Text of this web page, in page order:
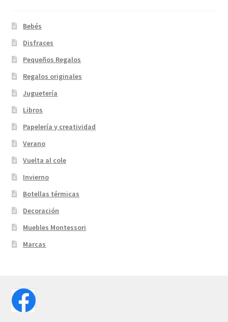
Bebés
Disfraces
Pequeños Regalos
Regalos originales
Juguetería
Libros
Papelería y creatividad
Verano
Vuelta al cole
Invierno
Botellas térmicas
Decoración
Muebles Montessori
Marcas